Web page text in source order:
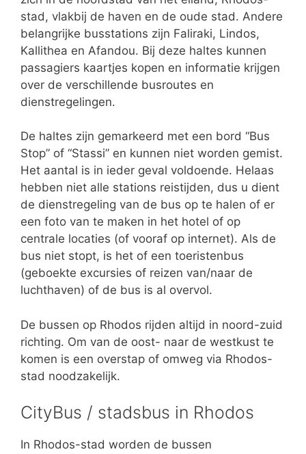
stad, vlakbij de haven en de oude stad. Andere
belangrijke busstations zijn Faliraki, Lindos,
Kallithea en Afandou. Bij deze haltes kunnen
passagiers kaartjes kopen en informatie krijgen
over de verschillende busroutes en
dienstregelingen.
De haltes zijn gemarkeerd met een bord “Bus
Stop” of “Stassi” en kunnen niet worden gemist.
Het aantal is in ieder geval voldoende. Helaas
hebben niet alle stations reistijden, dus u dient
de dienstregeling van de bus op te halen of er
een foto van te maken in het hotel of op
centrale locaties (of vooraf op internet). Als de
bus niet stopt, is het of een toeristenbus
(geboekte excursies of reizen van/naar de
luchthaven) of de bus is al overvol.
De bussen op Rhodos rijden altijd in noord-zuid
richting. Om van de oost- naar de westkust te
komen is een overstap of omweg via Rhodos-
stad noodzakelijk.
CityBus / stadsbus in Rhodos
In Rhodos-stad worden de bussen